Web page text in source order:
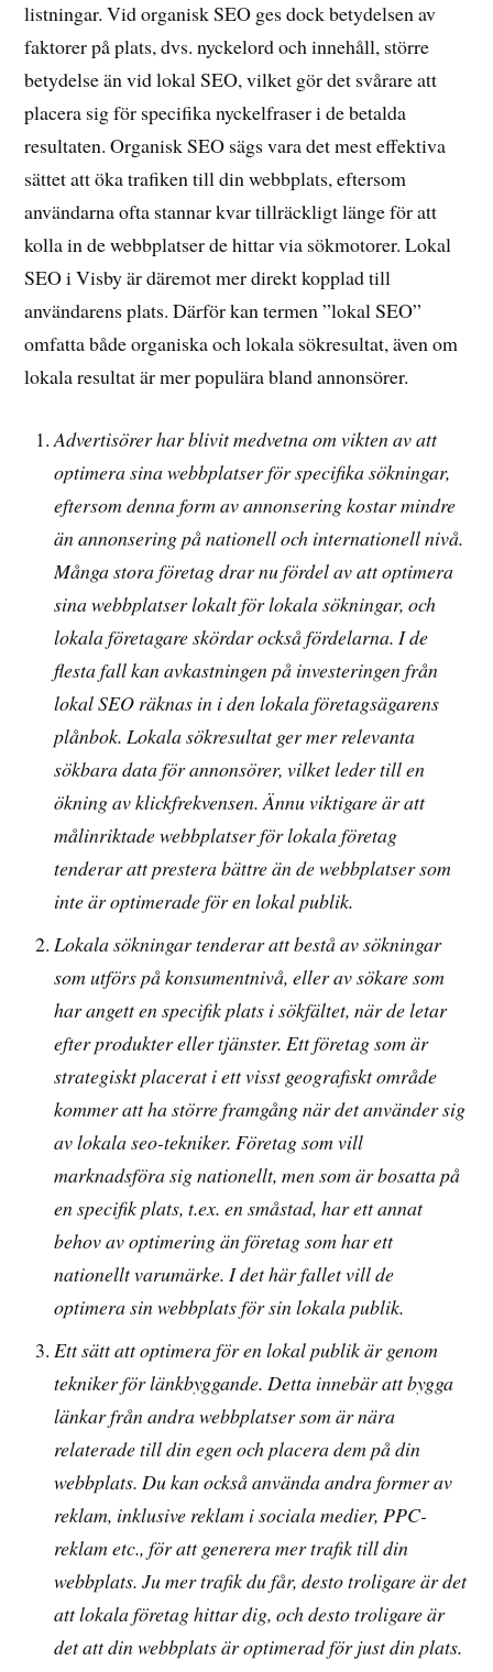
listningar. Vid organisk SEO ges dock betydelsen av
faktorer på plats, dvs. nyckelord och innehåll, större
betydelse än vid lokal SEO, vilket gör det svårare att
placera sig för specifika nyckelfraser i de betalda
resultaten. Organisk SEO sägs vara det mest effektiva
sättet att öka trafiken till din webbplats, eftersom
användarna ofta stannar kvar tillräckligt länge för att
kolla in de webbplatser de hittar via sökmotorer. Lokal
SEO i Visby är däremot mer direkt kopplad till
användarens plats. Därför kan termen ”lokal SEO”
omfatta både organiska och lokala sökresultat, även om
lokala resultat är mer populära bland annonsörer.
Advertisörer har blivit medvetna om vikten av att
optimera sina webbplatser för specifika sökningar,
eftersom denna form av annonsering kostar mindre
än annonsering på nationell och internationell nivå.
Många stora företag drar nu fördel av att optimera
sina webbplatser lokalt för lokala sökningar, och
lokala företagare skördar också fördelarna. I de
flesta fall kan avkastningen på investeringen från
lokal SEO räknas in i den lokala företagsägarens
plånbok. Lokala sökresultat ger mer relevanta
sökbara data för annonsörer, vilket leder till en
ökning av klickfrekvensen. Ännu viktigare är att
målinriktade webbplatser för lokala företag
tenderar att prestera bättre än de webbplatser som
inte är optimerade för en lokal publik.
Lokala sökningar tenderar att bestå av sökningar
som utförs på konsumentnivå, eller av sökare som
har angett en specifik plats i sökfältet, när de letar
efter produkter eller tjänster. Ett företag som är
strategiskt placerat i ett visst geografiskt område
kommer att ha större framgång när det använder sig
av lokala seo-tekniker. Företag som vill
marknadsföra sig nationellt, men som är bosatta på
en specifik plats, t.ex. en småstad, har ett annat
behov av optimering än företag som har ett
nationellt varumärke. I det här fallet vill de
optimera sin webbplats för sin lokala publik.
Ett sätt att optimera för en lokal publik är genom
tekniker för länkbyggande. Detta innebär att bygga
länkar från andra webbplatser som är nära
relaterade till din egen och placera dem på din
webbplats. Du kan också använda andra former av
reklam, inklusive reklam i sociala medier, PPC-
reklam etc., för att generera mer trafik till din
webbplats. Ju mer trafik du får, desto troligare är det
att lokala företag hittar dig, och desto troligare är
det att din webbplats är optimerad för just din plats.